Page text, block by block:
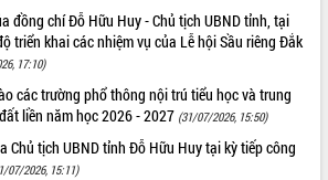
đồng chí Đỗ Hữu Huy - Chủ tịch UBND tỉnh, tại
triển khai các nhiệm vụ của Lễ hội Sầu riêng Đắk
17:10)
các trường phổ thông nội trú tiểu học và trung
liền năm học 2026 - 2027 (31/07/2026, 15:50)
Chủ tịch UBND tỉnh Đỗ Hữu Huy tại kỳ tiếp công
07/2026, 15:11)